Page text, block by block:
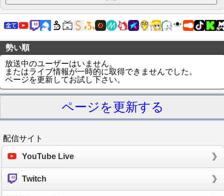
勢い順
放送中のユーザーはいません。
またはライブ情報が一時的に取得できませんでした。
ページを更新してお試し下さい。
ページを更新する
配信サイト
YouTube Live
Twitch